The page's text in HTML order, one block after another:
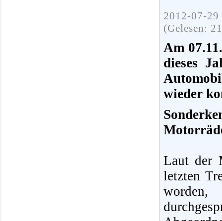
2012-07-
(Gelesen:
Am
dieses
wieder
Laut der
letzten